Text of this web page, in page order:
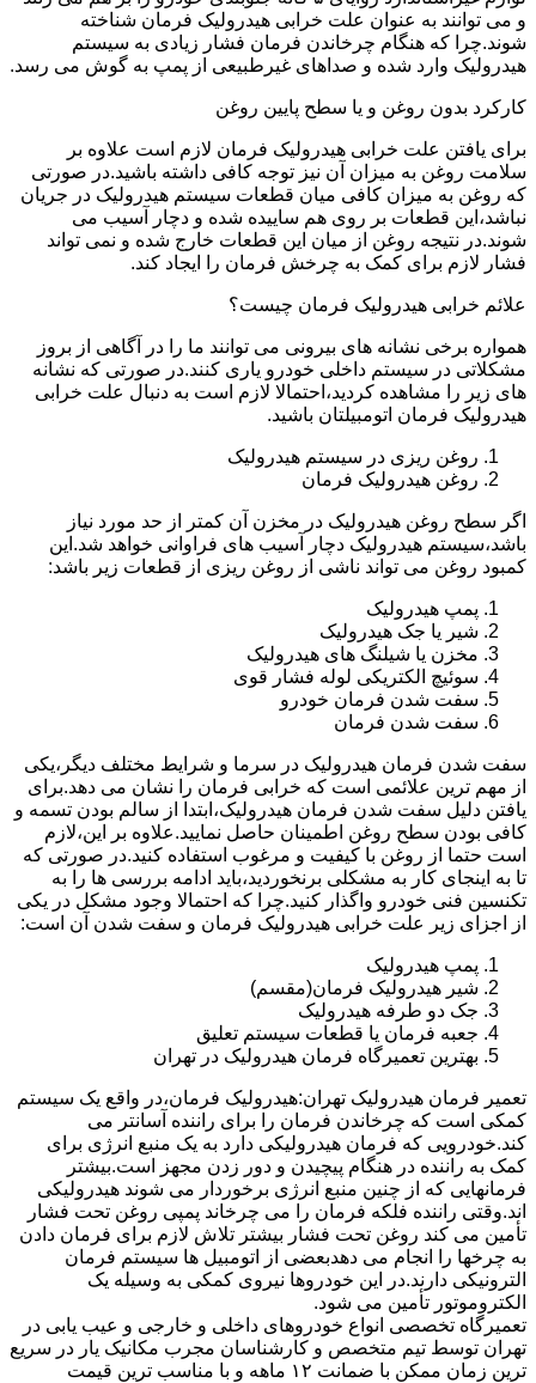
و می توانند به عنوان علت خرابی هیدرولیک فرمان شناخته
شوند.چرا که هنگام چرخاندن فرمان فشار زیادی به سیستم
هیدرولیک وارد شده و صداهای غیرطبیعی از پمپ به گوش می رسد.
کارکرد بدون روغن و یا سطح پایین روغن
برای یافتن علت خرابی هیدرولیک فرمان لازم است علاوه بر
سلامت روغن به میزان آن نیز توجه کافی داشته باشید.در صورتی
که روغن به میزان کافی میان قطعات سیستم هیدرولیک در جریان
نباشد،این قطعات بر روی هم ساییده شده و دچار آسیب می
شوند.در نتیجه روغن از میان این قطعات خارج شده و نمی تواند
فشار لازم برای کمک به چرخش فرمان را ایجاد کند.
علائم خرابی هیدرولیک فرمان چیست؟
همواره برخی نشانه های بیرونی می توانند ما را در آگاهی از بروز
مشکلاتی در سیستم داخلی خودرو یاری کنند.در صورتی که نشانه
های زیر را مشاهده کردید،احتمالا لازم است به دنبال علت خرابی
هیدرولیک فرمان اتومبیلتان باشید.
روغن ریزی در سیستم هیدرولیک
روغن هیدرولیک فرمان
اگر سطح روغن هیدرولیک در مخزن آن کمتر از حد مورد نیاز
باشد،سیستم هیدرولیک دچار آسیب های فراوانی خواهد شد.این
کمبود روغن می تواند ناشی از روغن ریزی از قطعات زیر باشد:
پمپ هیدرولیک
شیر یا جک هیدرولیک
مخزن یا شیلنگ های هیدرولیک
سوئیچ الکتریکی لوله فشار قوی
سفت شدن فرمان خودرو
سفت شدن فرمان
سفت شدن فرمان هیدرولیک در سرما و شرایط مختلف دیگر،یکی
از مهم ترین علائمی است که خرابی فرمان را نشان می دهد.برای
یافتن دلیل سفت شدن فرمان هیدرولیک،ابتدا از سالم بودن تسمه و
کافی بودن سطح روغن اطمینان حاصل نمایید.علاوه بر این،لازم
است حتما از روغن با کیفیت و مرغوب استفاده کنید.در صورتی که
تا به اینجای کار به مشکلی برنخوردید،باید ادامه بررسی ها را به
تکنسین فنی خودرو واگذار کنید.چرا که احتمالا وجود مشکل در یکی
از اجزای زیر علت خرابی هیدرولیک فرمان و سفت شدن آن است:
پمپ هیدرولیک
شیر هیدرولیک فرمان(مقسم)
جک دو طرفه هیدرولیک
جعبه فرمان یا قطعات سیستم تعلیق
بهترین تعمیرگاه فرمان هیدرولیک در تهران
تعمیر فرمان هیدرولیک تهران:هیدرولیک فرمان،در واقع یک سیستم
کمکی است که چرخاندن فرمان را برای راننده آسانتر می
کند.خودرویی که فرمان هیدرولیکی دارد به یک منبع انرژی برای
کمک به راننده در هنگام پیچیدن و دور زدن مجهز است.بیشتر
فرمانهایی که از چنین منبع انرژی برخوردار می شوند هیدرولیکی
اند.وقتی راننده فلکه فرمان را می چرخاند پمپی روغن تحت فشار
تأمین می کند روغن تحت فشار بیشتر تلاش لازم برای فرمان دادن
به چرخها را انجام می دهدبعضی از اتومبیل ها سیستم فرمان
الترونیکی دارند.در این خودروها نیروی کمکی به وسیله یک
الکتروموتور تأمین می شود.
تعمیرگاه تخصصی انواع خودروهای داخلی و خارجی و عیب یابی در
تهران توسط تیم متخصص و کارشناسان مجرب مکانیک یار در سریع
ترین زمان ممکن با ضمانت ۱۲ ماهه و با مناسب ترین قیمت